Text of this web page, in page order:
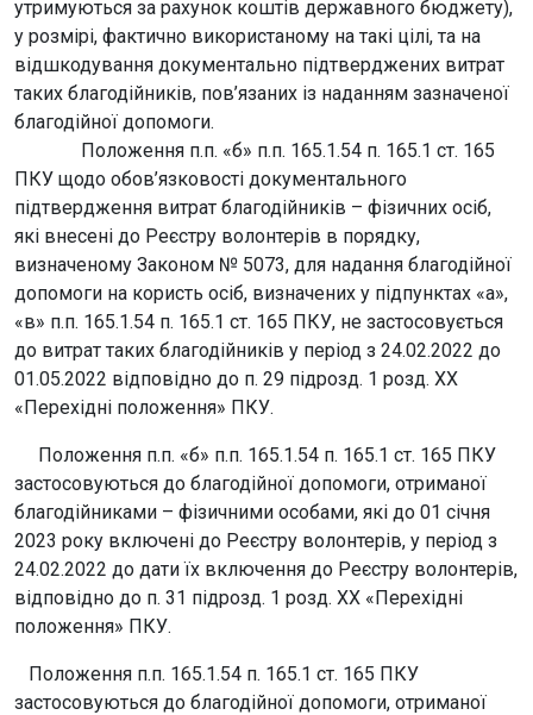
утримуються за рахунок коштів державного бюджету),
у розмірі, фактично використаному на такі цілі, та на
відшкодування документально підтверджених витрат
таких благодійників, пов’язаних із наданням зазначеної
благодійної допомоги.
Положення п.п. «б» п.п. 165.1.54 п. 165.1 ст. 165
ПКУ щодо обов’язковості документального
підтвердження витрат благодійників – фізичних осіб,
які внесені до Реєстру волонтерів в порядку,
визначеному Законом № 5073, для надання благодійної
допомоги на користь осіб, визначених у підпунктах «а»,
«в» п.п. 165.1.54 п. 165.1 ст. 165 ПКУ, не застосовується
до витрат таких благодійників у період з 24.02.2022 до
01.05.2022 відповідно до п. 29 підрозд. 1 розд. XX
«Перехідні положення» ПКУ.
Положення п.п. «б» п.п. 165.1.54 п. 165.1 ст. 165 ПКУ
застосовуються до благодійної допомоги, отриманої
благодійниками – фізичними особами, які до 01 січня
2023 року включені до Реєстру волонтерів, у період з
24.02.2022 до дати їх включення до Реєстру волонтерів,
відповідно до п. 31 підрозд. 1 розд. XX «Перехідні
положення» ПКУ.
Положення п.п. 165.1.54 п. 165.1 ст. 165 ПКУ
застосовуються до благодійної допомоги, отриманої